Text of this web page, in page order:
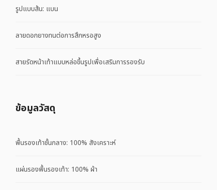
รูปแบบส้น: แบน
ลายดอกยางทนต่อการสึกหรอสูง
สายรัดหน้าเท้าแบบหล่อขึ้นรูปเพื่อเสริมการรองรับ
ข้อมูลวัสดุ
พื้นรองเท้าชั้นกลาง: 100% สังเคราะห์
แผ่นรองพื้นรองเท้า: 100% ผ้า